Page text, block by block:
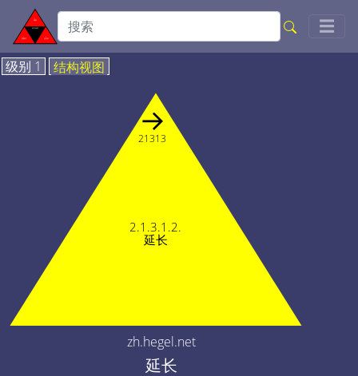
☰
级别 1 结构视图
2.1.3.1.2.
延长
→
21313
zh.hegel.net
延长